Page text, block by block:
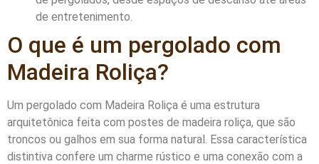
de entretenimento.
O que é um pergolado com
Madeira Roliça?
Um pergolado com Madeira Roliça é uma estrutura
arquitetônica feita com postes de madeira roliça, que são
troncos ou galhos em sua forma natural. Essa característica
distintiva confere um charme rústico e uma conexão com a